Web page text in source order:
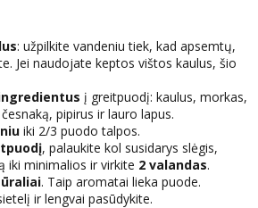
: užpilkite vandeniu tiek, kad apsemtų,
Jei naudojate keptos vištos kaulus, šio
į greitpuodį: kaulus, morkas,
pipirus ir lauro lapus.
iki 2/3 puodo talpos.
, palaukite kol susidarys slėgis,
iki minimalios ir virkite 2 valandas.
. Taip aromatai lieka puode.
ir lengvai pasūdykite.